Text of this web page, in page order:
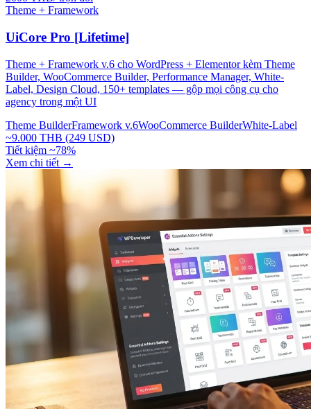
Theme + Framework
UiCore Pro [Lifetime]
Theme + Framework v.6 cho WordPress + Elementor kèm Theme
Builder, WooCommerce Builder, Performance Manager, White-
Label, Design Cloud, 150+ templates — gộp mọi công cụ cho
agency trong một UI
Theme BuilderFramework v.6WooCommerce BuilderWhite-Label
~9.000 THB (249 USD)
Tiết kiệm ~78%
Xem chi tiết →